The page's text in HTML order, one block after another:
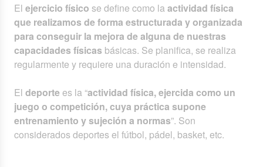
Elejercicio físico se define como laactividad física
que realizamos de forma estructurada y organizada
para conseguir la mejora de alguna de nuestras
capacidades físicas básicas. Se planifica, se realiza
regularmente y requiere una duración e intensidad.
Eldeportees la “actividad física, ejercida como un
juego o competición, cuya práctica supone
entrenamiento y sujeción a normas”. Son
considerados deportes el fútbol, pádel, basket, etc.